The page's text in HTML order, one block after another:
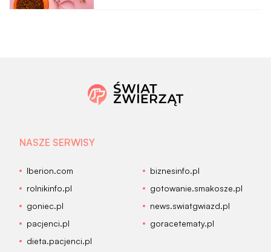
NASZE SERWISY
Iberion.com
biznesinfo.pl
rolnikinfo.pl
gotowanie.smakosze.pl
goniec.pl
news.swiatgwiazd.pl
pacjenci.pl
goracetematy.pl
dieta.pacjenci.pl